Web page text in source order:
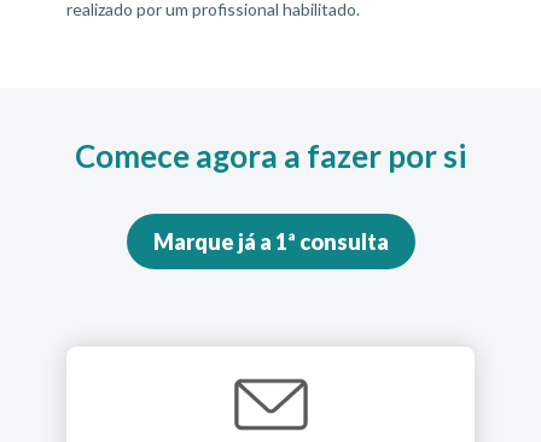
realizado por um profissional habilitado.
Comece agora a fazer por si
Marque já a 1ª consulta